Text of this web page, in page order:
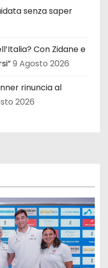
senza saper
Con Zidane e
9 Agosto 2026
rinuncia al
2026